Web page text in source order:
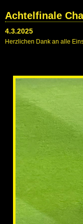
Achtelfinale
4.3.2025
Herzlichen Dank an alle